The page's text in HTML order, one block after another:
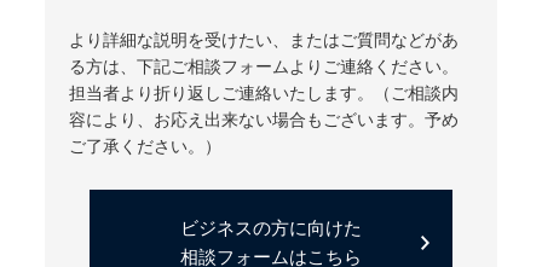
より詳細な説明を受けたい、またはご質問などがあ
る方は、下記ご相談フォームよりご連絡ください。
担当者より折り返しご連絡いたします。（ご相談内
容により、お応え出来ない場合もございます。予め
ご了承ください。）
ビジネスの方に向けた
相談フォームはこちら